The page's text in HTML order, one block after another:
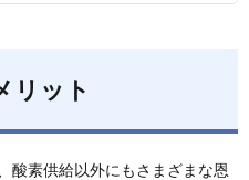
リット
酸素供給以外にもさまざまな恩